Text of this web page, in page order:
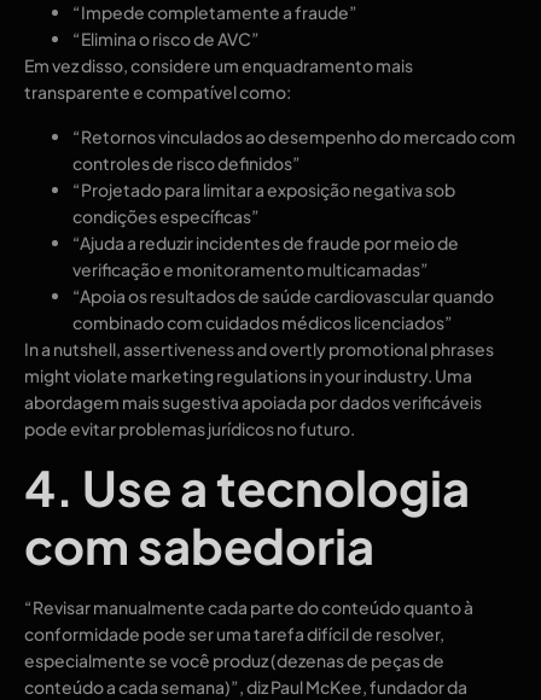
“Impede completamente a fraude”
“Elimina o risco de AVC”
Em vez disso, considere um enquadramento mais
transparente e compatível como:
“Retornos vinculados ao desempenho do mercado com
controles de risco definidos”
“Projetado para limitar a exposição negativa sob
condições específicas”
“Ajuda a reduzir incidentes de fraude por meio de
verificação e monitoramento multicamadas”
“Apoia os resultados de saúde cardiovascular quando
combinado com cuidados médicos licenciados”
In a nutshell, assertiveness and overtly promotional phrases
might violate marketing regulations in your industry. Uma
abordagem mais sugestiva apoiada por dados verificáveis ​​
pode evitar problemas jurídicos no futuro.
4. Use a tecnologia
com sabedoria
“Revisar manualmente cada parte do conteúdo quanto à
conformidade pode ser uma tarefa difícil de resolver,
especialmente se você produz (dezenas de peças de
conteúdo a cada semana)”, diz Paul McKee, fundador da